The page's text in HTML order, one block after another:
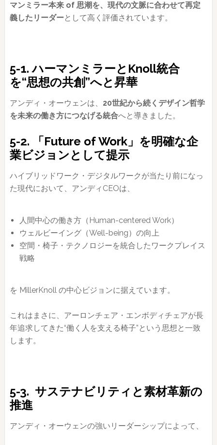
マンミラー本来 of 思潮を、現代の文脈に合わせて再定
義したリーダーとして高く評価されています。
5-1. ハーマンミラーとKnoll統合
を“思想の共創”へと昇華
アンディ・オーウェンは、 20世紀から続くデザイン哲学
を未来の働き方につなげる統合へと導きました。
5-2. 「Future of Work」を明確な企
業ビジョンとして提示
ハイブリッドワーク・デジタルワークが当たり前になっ
た現代において、アンディCEOは、
人間中心の働き方（Human-centered Work）
ウェルビーイング（Well-being）の向上
空間・椅子・テクノロジーを統合したワークプレイス
戦略
を MillerKnoll の中心ビジョンに据えています。
これはまさに、アーロンチェア・エンボディチェアが長
年追求してきた“働く人を支える椅子”という思想と一致
します。
5-3. サステナビリティと素材革新の
推進
アンディ・オーウェンの強いリーダーシップによって、